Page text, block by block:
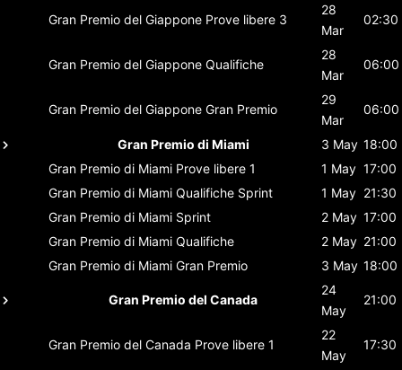
Gran Premio del Giappone Prove libere 3
28
Mar
02:30
Gran Premio del Giappone Qualifiche
28
Mar
06:00
Gran Premio del Giappone Gran Premio
29
Mar
06:00
Gran Premio di Miami 3 May 18:00
Gran Premio di Miami Prove libere 1 1 May 17:00
Gran Premio di Miami Qualifiche Sprint 1 May 21:30
Gran Premio di Miami Sprint 2 May 17:00
Gran Premio di Miami Qualifiche 2 May 21:00
Gran Premio di Miami Gran Premio 3 May 18:00
Gran Premio del Canada
24
May
21:00
Gran Premio del Canada Prove libere 1
22
May
17:30